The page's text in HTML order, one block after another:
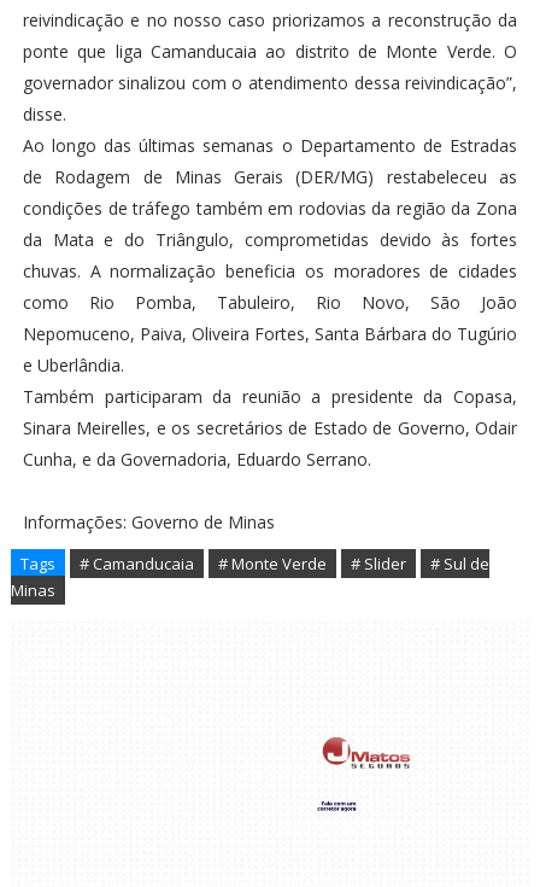
reivindicação e no nosso caso priorizamos a reconstrução da
ponte que liga Camanducaia ao distrito de Monte Verde. O
governador sinalizou com o atendimento dessa reivindicação”,
disse.
Ao longo das últimas semanas o Departamento de Estradas
de Rodagem de Minas Gerais (DER/MG) restabeleceu as
condições de tráfego também em rodovias da região da Zona
da Mata e do Triângulo, comprometidas devido às fortes
chuvas. A normalização beneficia os moradores de cidades
como Rio Pomba, Tabuleiro, Rio Novo, São João
Nepomuceno, Paiva, Oliveira Fortes, Santa Bárbara do Tugúrio
e Uberlândia.
Também participaram da reunião a presidente da Copasa,
Sinara Meirelles, e os secretários de Estado de Governo, Odair
Cunha, e da Governadoria, Eduardo Serrano.
Informações: Governo de Minas
Tags # Camanducaia # Monte Verde # Slider
# Sul de
Minas